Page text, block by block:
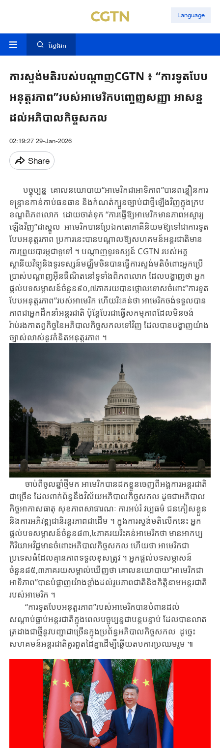
Language
ស្វែងរក
ការស្ទង់មតិរបស់បណ្តាញCGTN ៖ “ការទូតបែប
អនុត្តរភាព”របស់អាមេរិកបញ្ចេញសញ្ញា អាសន្ន
ដល់អភិបាលកិច្ចសកល
02:19:27 29-Jan-2026
Share
បច្ចុប្បន្ន គោលនយោបាយ​“អាមេរិកជាអាទិភាព”បាន​ពន្លឿន​ការ​
ទន្ទ្រានកាន់កាប់​ធនធាន​ និង​កំណត់​ក្បួន​ច្បាប់​ជា​ថ្មី​ឡើង​វិញក្នុង​ក្រប
ខណ្ឌ​​ពិភពលោក ដោយ​ចាត់​ទុក​ “ការ​ធ្វើ​ឱ្យ​អាមេរិក​មាន​ភាពអស្ចារ្យ
ឡើង​វិញ​​”ជា​ស្នូល​ អាមេរិក​បានប្រែ​ឯកតោភាគីនិយមឱ្យ​​ទៅជា​ការទូត
បែប​អនុត្តរភាព ប្រការ​នេះបាន​បណ្តាលឱ្យ​សហគមន៍អន្តរជាតិ​មាន​
ការ​ព្រួយបារម្ភ​ជា​ទូទៅ ។ បណ្តាញទូរទស្សន៍ CGTN របស់អគ្គ
ស្ថានីយវិទ្យុនិងទូរទស្សន៍មជ្ឈិមចិនបានធ្វើការស្ទង់មតិចំពោះអ្នកប្រើ
ប្រាស់បណ្តាញអ៊ីនធឺណិតនៅទូទាំងពិភពលោក ដែលបង្ហាញថា អ្នក
ផ្តល់បទសម្ភាសន៍ចំនួន៩០,៧ភាគរយបាន​ថ្កោលទោសចំពោះ​​“ការទូត
បែប​អនុត្តរភាព​”របស់​អាមេរិក ហើយ​រិះគន់​ថា អាមេរិក​ចង់​ទទួល​បាន
ភាពជា​អ្នក​​ដឹក​នាំ​អន្តរជាតិ​ ប៉ុន្តែ​បែរ​ជា​ធ្វើ​សកម្មភាព​ដែ​ល​មិន​ចង់​
រ៉ាប់រង​កាតព្វកិច្ច​នៃ​អភិបាល​កិច្ច​សកល​ទៅវិញ ដែល​បាន​បង្ហាញ​យ៉ាង​
ច្បាស់លាស់នូវ​គំនិត​អនុត្តរភាព​ ។
ចាប់​ពីចូល​ឆ្នាំ​ថ្មី​មក​ អាមេរិក​បាន​ដកខ្លួន​ចេញពីអង្គការអន្តរជាតិ​
ជា​ច្រើន​ ដែល​ពាក់ព័ន្ធ​នឹង​វិស័យ​អភិបាល​កិច្ច​សកល​ ដូច​ជា​អភិបាល
កិច្ច​​អាកាស​ធាតុ សុខភាព​សាធារណៈ ការ​អប់រំ វប្បធម៌ ជនភៀសខ្លួន​
និង​ការ​អភិវឌ្ឍ​ជា​និរន្តរភាពជាដើម​ ។ ក្នុង​ការស្ទង់មតិលើក​នេះ អ្នក
ផ្តល់បទសម្ភាសន៍ចំនួន៨៣,៤ភាគរយរិះគន់​អាមេរិក​ថា មាន​អាកប្ប
កិរិយា​អវិជ្ជមាន​ចំពោះអភិបាលកិច្ច​សកល​ ហើយ​ថា អាមេរិក​ជា​
ប្រទេស​ធំដែលគ្មាន​ភាព​​ទទួលខុសត្រូវ​ ។ អ្នកផ្តល់បទសម្ភាសន៍
ចំនួន៨៥,៣ភាគរយសម្គាល់ឃើញថា គោលនយោបាយ​​“អាមេរិកជា
អាទិភាព”បាន​បំផ្លាញយ៉ាង​ខ្លាំង​ដល់​រូបភាពជាតិនិងកិត្តិនាមអន្តរជាតិ
របស់អាមេរិក​ ។
“ការទូតបែប​អនុត្តរភាព​”របស់​អាមេរិកបាន​បំពាន​ដល់​
សណ្តាប់ធ្នាប់​អន្តរជាតិ​ក្នុងពេល​បច្ចុប្បន្នជា​បន្តបន្ទាប់ ដែល​បាន​លាត
ត្រដាងជា​ថ្មី​​នូវ​បញ្ហា​ជា​ច្រើន​ក្នុង​ប្រព័ន្ធអភិបាលកិច្ច​សកល ​ ដូច្នេះ
សហគមន៍អន្តរជាតិ​គួរ​ពួតដៃគ្នាដើម្បី​​ឆ្លើយតបការ​ប្រឈម​រួម​ ៕